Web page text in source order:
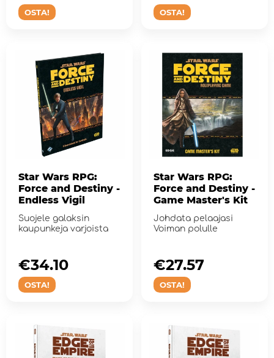
OSTA! OSTA!
Star Wars RPG:
Force and Destiny -
Endless Vigil
Suojele galaksin
kaupunkeja varjoista
OSTA!
€34.10
Star Wars RPG:
Force and Destiny -
Game Master's Kit
Johdata pelaajasi
Voiman polulle
OSTA!
€27.57